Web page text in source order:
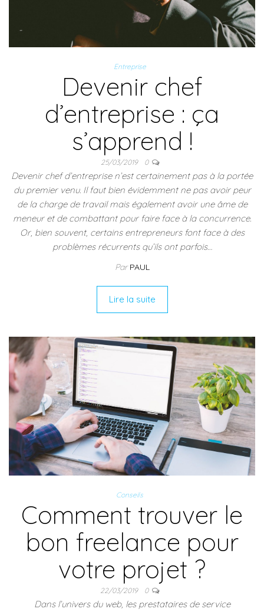
Entreprise
Devenir chef
d’entreprise : ça
s’apprend !
25/03/2019 0
Devenir chef d’entreprise n’est certainement pas à la portée
du premier venu. Il faut bien évidemment ne pas avoir peur
de la charge de travail mais également avoir une âme de
meneur et de combattant pour faire face à la concurrence.
Or, bien souvent, certains entrepreneurs font face à des
problèmes récurrents qu’ils ont parfois…
ParPAUL
Lire la suite
Conseils
Comment trouver le
bon freelance pour
votre projet ?
22/03/2019 0
Dans l’univers du web, les prestataires de service